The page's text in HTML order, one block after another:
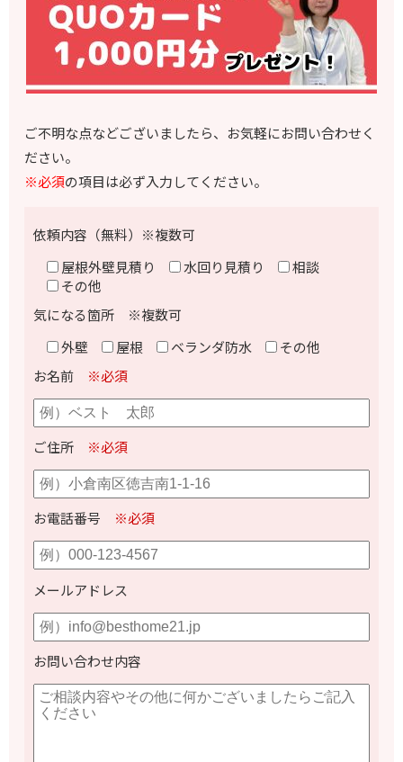
ご不明な点などございましたら、お気軽にお問い合わせく
ださい。
※必須の項目は必ず入力してください。
依頼内容（無料）※複数可
屋根外壁見積り
水回り見積り
相談
その他
気になる箇所 ※複数可
外壁
屋根 ベランダ防水
その他
お名前 ※必須
ご住所 ※必須
お電話番号 ※必須
メールアドレス
お問い合わせ内容